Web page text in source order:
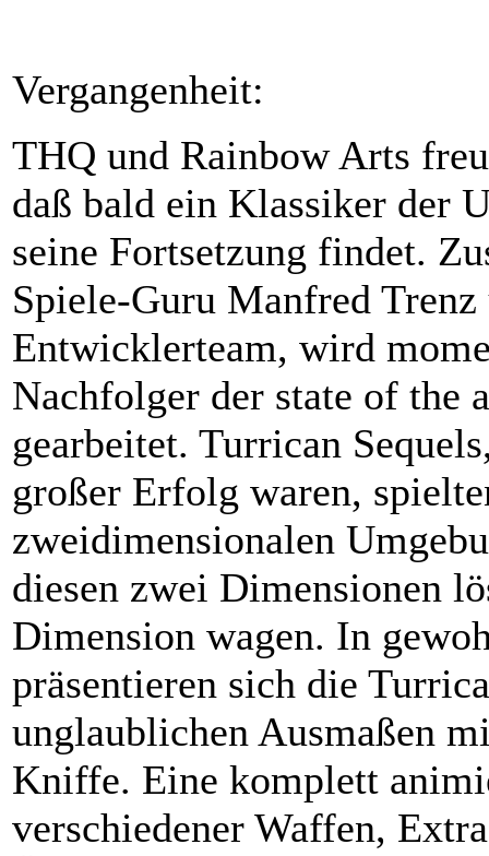
Vergangenheit:
THQ und Rainbow Arts
daß bald ein Klassiker der
seine Fortsetzung findet.
Spiele-Guru Manfred
Entwicklerteam, wird
Nachfolger der state of the
gearbeitet. Turrican
großer Erfolg waren,
zweidimensionalen
diesen zwei Dimensionen
Dimension wagen. In
präsentieren sich die
unglaublichen Ausmaßen
Kniffe. Eine komplett
verschiedener Waffen,